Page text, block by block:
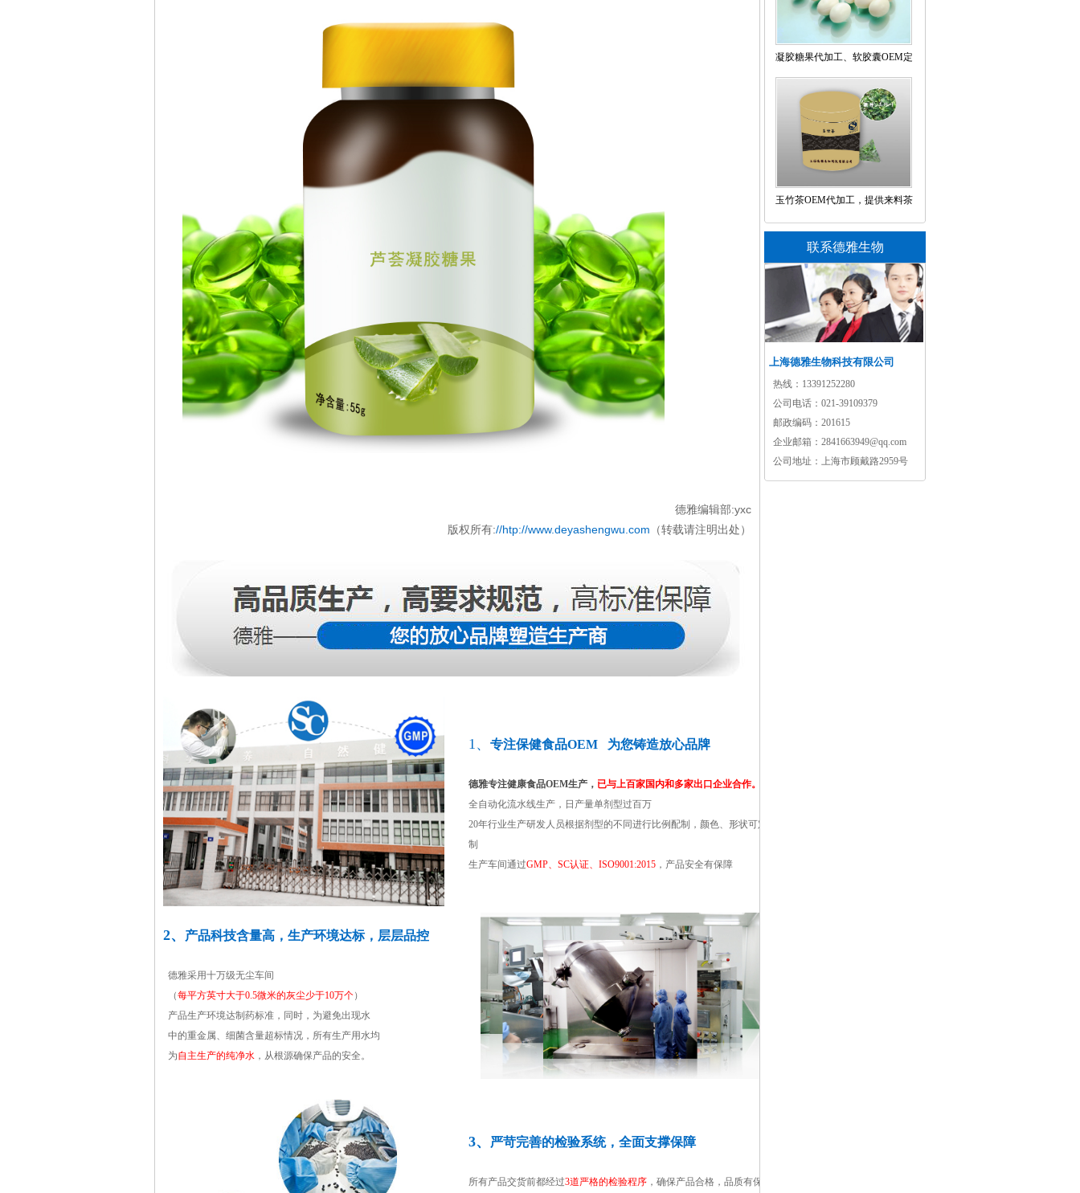
德雅编辑部:yxc
版权所有://htp://www.deyashengwu.com （转载请注明出处）
1、 专注保健食品OEM 为您铸造放心品牌
德雅专注健康食品OEM生产， 已与上百家国内和多家出口企业合作。
全自动化流水线生产，日产量单剂型过百万
20年行业生产研发人员根据剂型的不同进行比例配制，颜色、形状可定
制
生产车间通过GMP、SC认证、ISO9001:2015 ，产品安全有保障
2、 产品科技含量高，生产环境达标，层层品控
德雅采用十万级无尘车间
（每平方英寸大于0.5微米的灰尘少于10万个）
产品生产环境达制药标准，同时，为避免出现水
中的重金属、细菌含量超标情况，所有生产用水均
为自主生产的纯净水 ，从根源确保产品的安全。
3、 严苛完善的检验系统，全面支撑保障
所有产品交货前都经过3道严格的检验程序 ，确保产品合格，品质有保
凝胶糖果代加工、软胶囊OEM定
制企业
玉竹茶OEM代加工，提供来料茶
包代加工定制企业
联系德雅生物
上海德雅生物科技有限公司
热线： 13391252280
公司电话： 021-39109379
邮政编码： 201615
企业邮箱： 2841663949@qq.com
公司地址： 上海市顾戴路2959号